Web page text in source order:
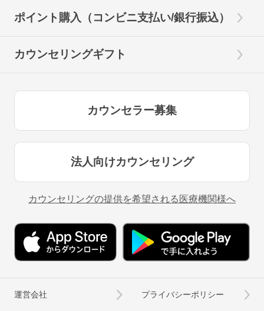
ポイント購入（コンビニ支払い/銀行振込）
カウンセリングギフト
カウンセラー募集
法人向けカウンセリング
カウンセリングの提供を希望される医療機関様へ
運営会社 プライバシーポリシー